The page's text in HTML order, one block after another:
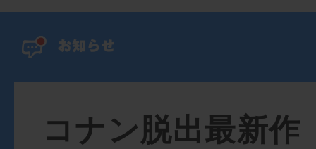
コナン脱出最新作